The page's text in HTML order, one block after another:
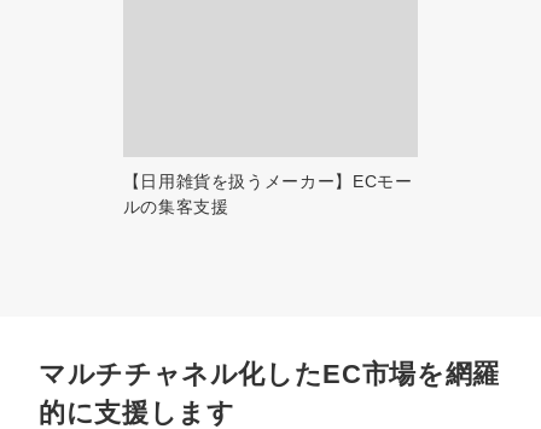
【日用雑貨を扱うメーカー】ECモー
ルの集客支援
マルチチャネル化したEC市場を網羅
的に支援します